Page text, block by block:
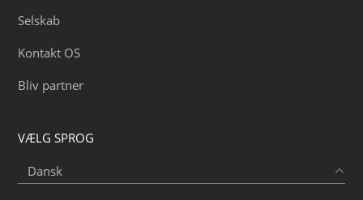
Selskab
Kontakt OS
Bliv partner
VÆLG SPROG